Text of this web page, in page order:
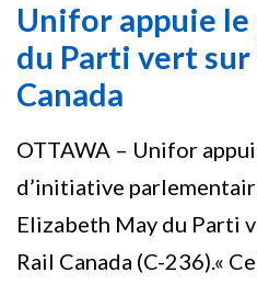
Unifor appuie
du Parti vert sur
Canada
OTTAWA – Unifor
d’initiative
Elizabeth May du Parti
Rail Canada (C-236).«